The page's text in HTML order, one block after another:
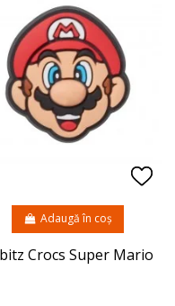
Crocs Super Mario
Adaugă în coș